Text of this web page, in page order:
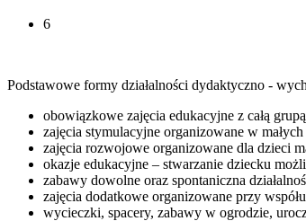
6
Podstawowe formy działalności dydaktyczno -
obowiązkowe zajęcia edukacyjne z całą
zajęcia stymulacyjne organizowane w małych
zajęcia rozwojowe organizowane dla dzieci
okazje edukacyjne – stwarzanie dziecku
zabawy dowolne oraz spontaniczna
zajęcia dodatkowe organizowane przy
wycieczki, spacery, zabawy w ogrodzie,